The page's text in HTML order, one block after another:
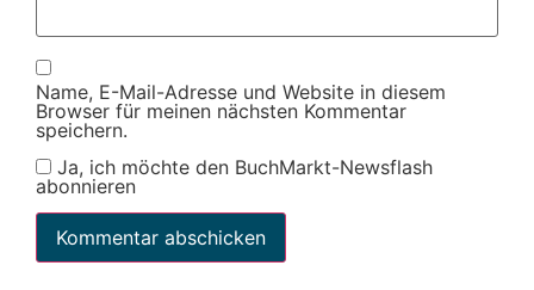
Name, E-Mail-Adresse und Website in diesem
Browser für meinen nächsten Kommentar
speichern.
Ja, ich möchte den BuchMarkt-Newsflash
abonnieren